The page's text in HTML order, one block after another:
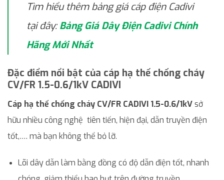
Tìm hiểu thêm bảng giá cáp điện Cadivi
tại đây: Bảng Giá Dây Điện Cadivi Chính
Hãng Mới Nhất
Đặc điểm nổi bật của cáp hạ thế chống cháy
CV/FR 1.5-0.6/1kV CADIVI
Cáp hạ thế chống cháy CV/FR CADIVI 1.5-0.6/1kVsở
hữu nhiều công nghệ tiên tiến, hiện đại, dẫn truyền điện
tốt,…. mà bạn không thể bỏ lỡ.
Lõi dây dẫn làm bằng đồng có độ dẫn điện tốt, nhanh